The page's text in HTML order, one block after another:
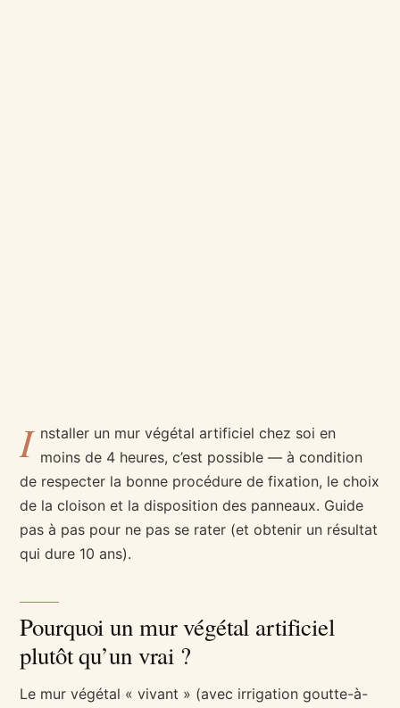
I nstaller un mur végétal artificiel chez soi en
moins de 4 heures, c’est possible — à condition
de respecter la bonne procédure de fixation, le choix
de la cloison et la disposition des panneaux. Guide
pas à pas pour ne pas se rater (et obtenir un résultat
qui dure 10 ans).
Pourquoi un mur végétal artificiel
plutôt qu’un vrai ?
Le mur végétal « vivant » (avec irrigation goutte-à-